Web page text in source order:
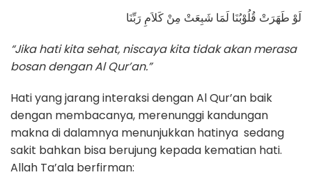
لَوْ طَهَرَتْ قُلُوْبُنَا لَمَا شَبِعَتْ مِنْ كَلاَمِ رَبِّنَا
“Jika hati kita sehat, niscaya kita tidak akan merasa
bosan dengan Al Qur’an.”
Hati yang jarang interaksi dengan Al Qur’an baik
dengan membacanya, merenunggi kandungan
makna di dalamnya menunjukkan hatinya sedang
sakit bahkan bisa berujung kepada kematian hati.
Allah Ta’ala berfirman: